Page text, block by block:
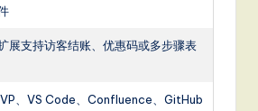
展支持访客结账、优惠码或多步骤表
、VS Code、Confluence、GitHub